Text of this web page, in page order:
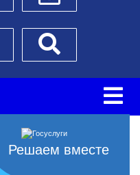
проезда
Решаем вместе